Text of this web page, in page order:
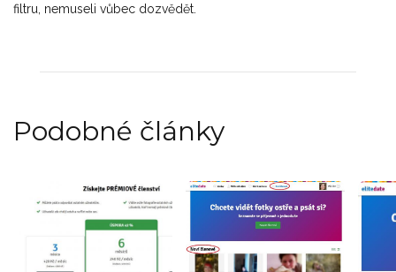
filtru, nemuseli vůbec dozvědět.
Podobné články